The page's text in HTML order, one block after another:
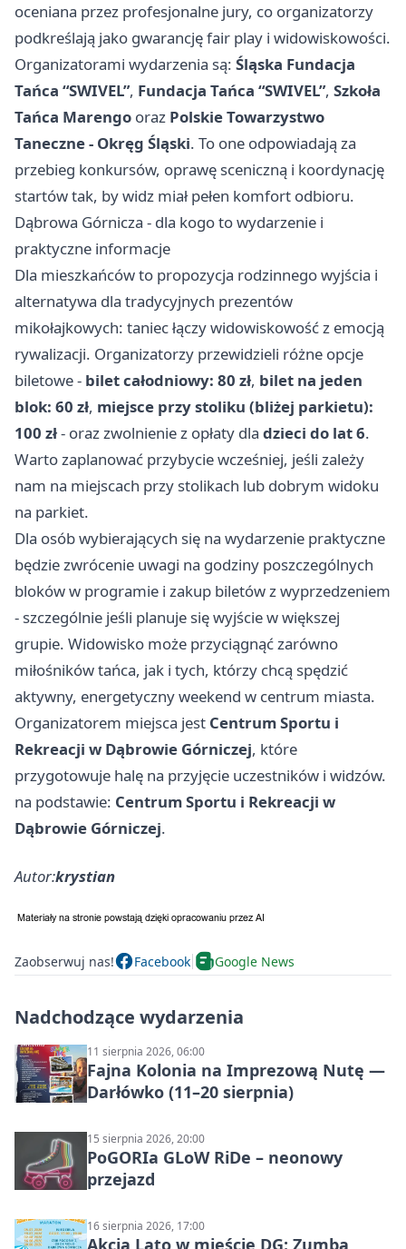
oceniana przez profesjonalne jury, co organizatorzy
podkreślają jako gwarancję fair play i widowiskowości.
Organizatorami wydarzenia są: Śląska Fundacja
Tańca “SWIVEL”, Fundacja Tańca “SWIVEL”, Szkoła
Tańca Marengo oraz Polskie Towarzystwo
Taneczne - Okręg Śląski. To one odpowiadają za
przebieg konkursów, oprawę sceniczną i koordynację
startów tak, by widz miał pełen komfort odbioru.
Dąbrowa Górnicza - dla kogo to wydarzenie i
praktyczne informacje
Dla mieszkańców to propozycja rodzinnego wyjścia i
alternatywa dla tradycyjnych prezentów
mikołajkowych: taniec łączy widowiskowość z emocją
rywalizacji. Organizatorzy przewidzieli różne opcje
biletowe - bilet całodniowy: 80 zł, bilet na jeden
blok: 60 zł, miejsce przy stoliku (bliżej parkietu):
100 zł- oraz zwolnienie z opłaty dla dzieci do lat 6.
Warto zaplanować przybycie wcześniej, jeśli zależy
nam na miejscach przy stolikach lub dobrym widoku
na parkiet.
Dla osób wybierających się na wydarzenie praktyczne
będzie zwrócenie uwagi na godziny poszczególnych
bloków w programie i zakup biletów z wyprzedzeniem
- szczególnie jeśli planuje się wyjście w większej
grupie. Widowisko może przyciągnąć zarówno
miłośników tańca, jak i tych, którzy chcą spędzić
aktywny, energetyczny weekend w centrum miasta.
Organizatorem miejsca jest Centrum Sportu i
Rekreacji w Dąbrowie Górniczej, które
przygotowuje halę na przyjęcie uczestników i widzów.
na podstawie: Centrum Sportu i Rekreacji w
Dąbrowie Górniczej.
Autor:krystian
Zaobserwuj nas! Facebook Google News
Nadchodzące wydarzenia
11 sierpnia 2026, 06:00
Fajna Kolonia na Imprezową Nutę —
Darłówko (11–20 sierpnia)
15 sierpnia 2026, 20:00
PoGORIa GLoW RiDe – neonowy
przejazd
16 sierpnia 2026, 17:00